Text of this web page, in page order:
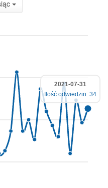
2021-07-31
Ilość odwiedzin: 34